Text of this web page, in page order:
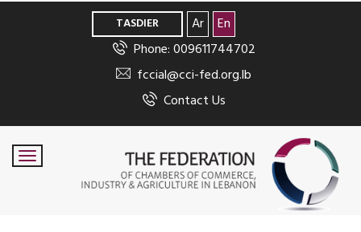
TASDIER Ar
En
Phone: 009611744702
fccial@cci-fed.org.lb
Contact Us